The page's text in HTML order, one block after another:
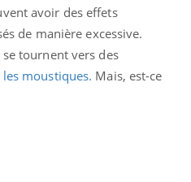
avoir des effets
de manière excessive.
tournent vers des
moustiques. Mais, est-ce